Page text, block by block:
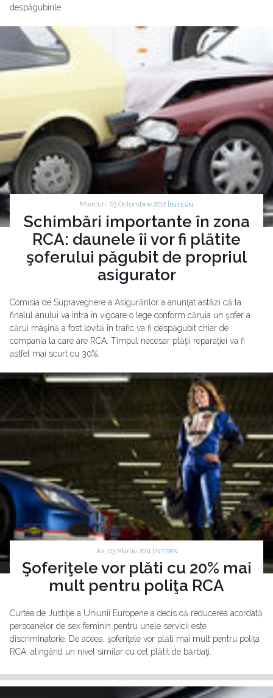
despăgubirile.
Miercuri, 03 Octombrie 2012 | INTERN
Schimbări importante în zona
RCA: daunele îi vor fi plătite
şoferului păgubit de propriul
asigurator
Comisia de Supraveghere a Asigurărilor a anunţat astăzi că la
finalul anului va intra în vigoare o lege conform căruia un şofer a
cărui maşină a fost lovită în trafic va fi despăgubit chiar de
compania la care are RCA. Timpul necesar plăţii reparaţiei va fi
astfel mai scurt cu 30%.
Joi, 03 Martie 2011 | INTERN
Şoferiţele vor plăti cu 20% mai
mult pentru poliţa RCA
Curtea de Justiţie a Uniunii Europene a decis că reducerea acordată
persoanelor de sex feminin pentru unele servicii este
discriminatorie. De aceea, şoferiţele vor plăti mai mult pentru poliţa
RCA, atingând un nivel similar cu cel plătit de bărbaţi.